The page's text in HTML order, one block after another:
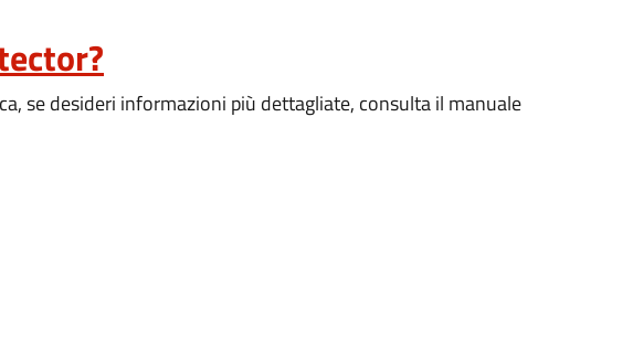
se desideri informazioni più dettagliate, consulta il manuale